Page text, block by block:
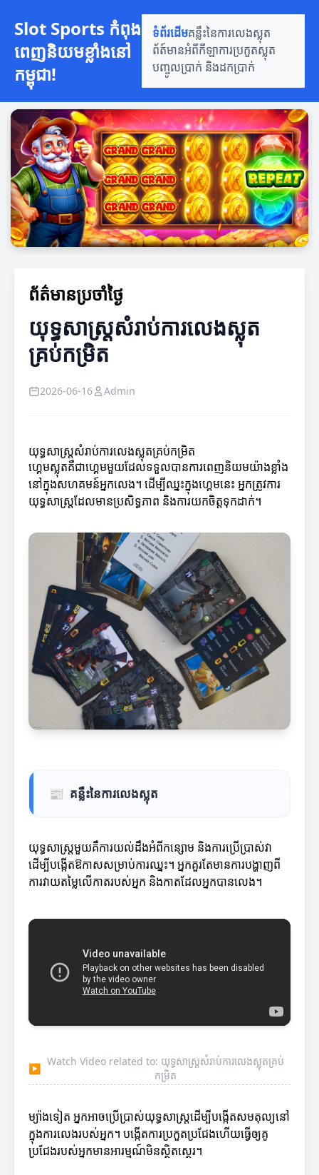
Slot Sports កំពុង
ពេញនិយមខ្លាំងនៅ
កម្ពុជា!
ទំព័រដើមគន្លឹះនៃការលេងស្លុត
ព័ត៍មានអំពីកីឡាការប្រកួតស្លុត
បញ្ចូលប្រាក់ និងដកប្រាក់
ព័ត៌មានប្រចាំថ្ងៃ
យុទ្ធសាស្ត្រសំរាប់ការលេងស្លុត
គ្រប់កម្រិត
2026-06-16 Admin
យុទ្ធសាស្ត្រសំរាប់ការលេងស្លុតគ្រប់កម្រិត
ហ្គេមស្លុតគឺជាហ្គេមមួយដែលទទួលបានការពេញនិយមយ៉ាងខ្លាំង
នៅក្នុងសហគមន៍អ្នកលេង។ ដើម្បីឈ្នះក្នុងហ្គេមនេះ អ្នកត្រូវការ
យុទ្ធសាស្ត្រដែលមានប្រសិទ្ធភាព និងការយកចិត្តទុកដាក់។
📰 គន្លឹះនៃការលេងស្លុត
យុទ្ធសាស្ត្រមួយគឺការយល់ដឹងអំពីកន្សោម និងការប្រើប្រាស់វា
ដើម្បីបង្កើតឱកាសសម្រាប់ការឈ្នះ។ អ្នកគួរតែមានការបង្ហាញពី
ការវាយតម្លៃលើកាតរបស់អ្នក និងកាតដែលអ្នកបានលេង។
▶
Watch Video related to: យុទ្ធសាស្ត្រសំរាប់ការលេងស្លុតគ្រប់
កម្រិត
ម្យ៉ាងទៀត អ្នកអាចប្រើប្រាស់យុទ្ធសាស្ត្រដើម្បីបង្កើតសមតុល្យនៅ
ក្នុងការលេងរបស់អ្នក។ បង្កើតការប្រកួតប្រជែងហើយធ្វើឲ្យគូ
ប្រជែងរបស់អ្នកមានអារម្មណ៍មិនស្ថិតស្ថេរ។